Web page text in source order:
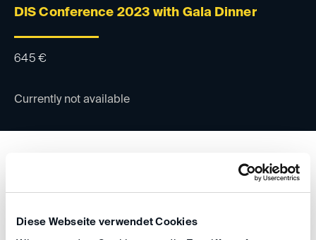
Diese Webseite verwendet Cookies
DIS Conference 2023 with Gala Dinner
645€
Currently not available
DIS Conference 2023 without Gala Dinner